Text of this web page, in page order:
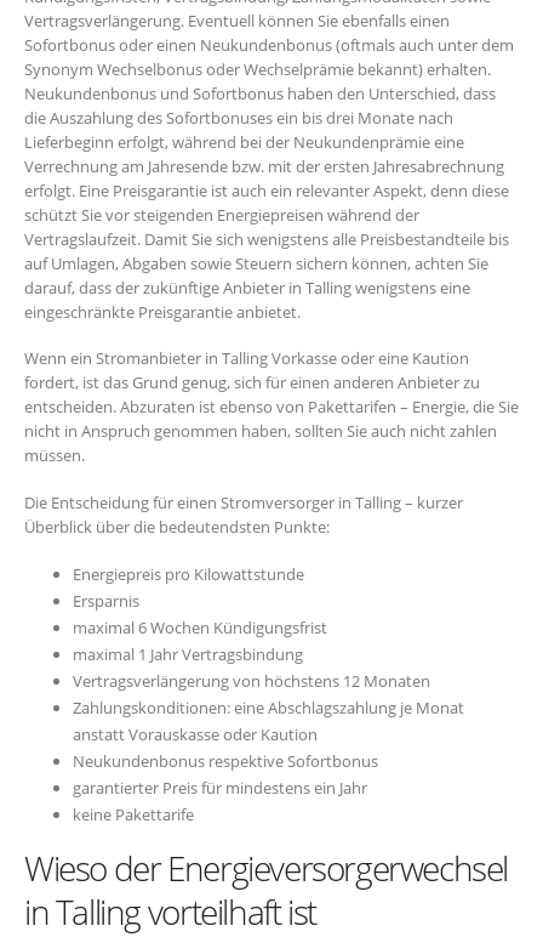
Vertragsverlängerung. Eventuell können Sie ebenfalls einen
Sofortbonus oder einen Neukundenbonus (oftmals auch unter dem
Synonym Wechselbonus oder Wechselprämie bekannt) erhalten.
Neukundenbonus und Sofortbonus haben den Unterschied, dass
die Auszahlung des Sofortbonuses ein bis drei Monate nach
Lieferbeginn erfolgt, während bei der Neukundenprämie eine
Verrechnung am Jahresende bzw. mit der ersten Jahresabrechnung
erfolgt. Eine Preisgarantie ist auch ein relevanter Aspekt, denn diese
schützt Sie vor steigenden Energiepreisen während der
Vertragslaufzeit. Damit Sie sich wenigstens alle Preisbestandteile bis
auf Umlagen, Abgaben sowie Steuern sichern können, achten Sie
darauf, dass der zukünftige Anbieter in Talling wenigstens eine
eingeschränkte Preisgarantie anbietet.
Wenn ein Stromanbieter in Talling Vorkasse oder eine Kaution
fordert, ist das Grund genug, sich für einen anderen Anbieter zu
entscheiden. Abzuraten ist ebenso von Pakettarifen – Energie, die Sie
nicht in Anspruch genommen haben, sollten Sie auch nicht zahlen
müssen.
Die Entscheidung für einen Stromversorger in Talling – kurzer
Überblick über die bedeutendsten Punkte:
Energiepreis pro Kilowattstunde
Ersparnis
maximal 6 Wochen Kündigungsfrist
maximal 1 Jahr Vertragsbindung
Vertragsverlängerung von höchstens 12 Monaten
Zahlungskonditionen: eine Abschlagszahlung je Monat
anstatt Vorauskasse oder Kaution
Neukundenbonus respektive Sofortbonus
garantierter Preis für mindestens ein Jahr
keine Pakettarife
Wieso der Energieversorgerwechsel
in Talling vorteilhaft ist